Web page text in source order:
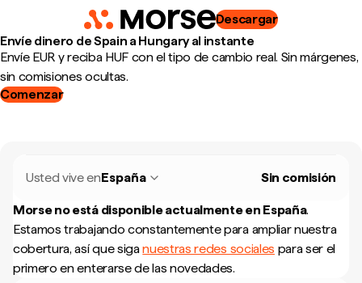
Descargar
Envíe dinero de Spain a Hungary al instante
Envíe EUR y reciba HUF con el tipo de cambio real. Sin márgenes,
sin comisiones ocultas.
Comenzar
Usted vive enEspaña Sin comisión
Morse no está disponible actualmente en España.
Estamos trabajando constantemente para ampliar nuestra
cobertura, así que siganuestras redes sociales para ser el
primero en enterarse de las novedades.